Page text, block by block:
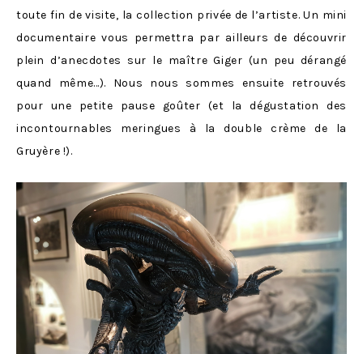
toute fin de visite, la collection privée de l’artiste. Un mini
documentaire vous permettra par ailleurs de découvrir
plein d’anecdotes sur le maître Giger (un peu dérangé
quand même…). Nous nous sommes ensuite retrouvés
pour une petite pause goûter (et la dégustation des
incontournables meringues à la double crème de la
Gruyère !).